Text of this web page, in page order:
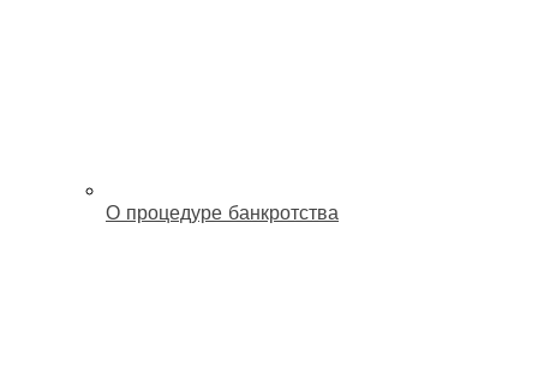
О процедуре банкротства